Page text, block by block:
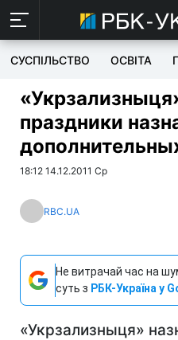
СУСПІЛЬСТВО ОСВІТА
праздники
18:12 14.12.2011 Ср
RBC.UA
Не витрачай час на
суть з РБК-Україна у
«Укрзализныця»